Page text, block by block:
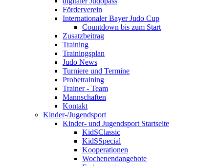
Förderverein
Internationaler Bayer Judo Cup
Countdown bis zum Start
Zusatzbeitrag
Training
Trainingsplan
Judo News
Turniere und Termine
Probetraining
Trainer - Team
Mannschaften
Kontakt
Kinder-/Jugendsport
Kinder- und Jugendsport Startseite
KidSClassic
KidSSpecial
Kooperationen
Wochenendangebote